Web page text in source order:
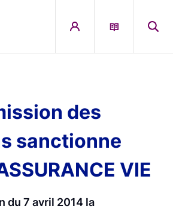
des
sanctionne
VIE
du 7 avril 2014 la